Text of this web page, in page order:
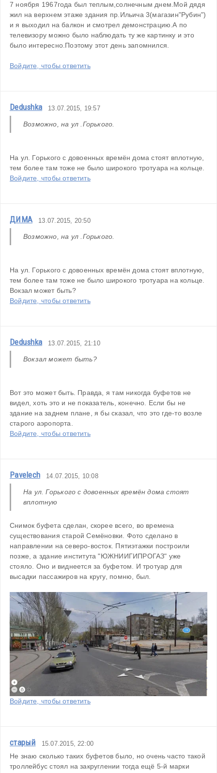
7 ноября 1967года был теплым,солнечным днем.Мой дядя
жил на верхнем этаже здания пр.Ильича 3(магазин"Рубин")
и я выходил на балкон и смотрел демонстрацию.А по
телевизору можно было наблюдать ту же картинку и это
было интересно.Поэтому этот день запомнился.
Войдите, чтобы ответить
Dedushka 13.07.2015, 19:57
Возможно, на ул .Горького.
На ул. Горького с довоенных времён дома стоят вплотную,
тем более там тоже не было широкого тротуара на кольце.
Войдите, чтобы ответить
ДИМА 13.07.2015, 20:50
Возможно, на ул .Горького.
На ул. Горького с довоенных времён дома стоят вплотную,
тем более там тоже не было широкого тротуара на кольце.
Вокзал может быть?
Войдите, чтобы ответить
Dedushka 13.07.2015, 21:10
Вокзал может быть?
Вот это может быть. Правда, я там никогда буфетов не
видел, хоть это и не показатель, конечно. Если бы не
здание на заднем плане, я бы сказал, что это где-то возле
старого аэропорта.
Войдите, чтобы ответить
Pavelech 14.07.2015, 10:08
На ул. Горького с довоенных времён дома стоят
вплотную
Снимок буфета сделан, скорее всего, во времена
существования старой Семёновки. Фото сделано в
направлении на северо-восток. Пятиэтажки построили
позже, а здание института "ЮЖНИИГИПРОГАЗ" уже
стояло. Оно и виднеется за буфетом. И тротуар для
высадки пассажиров на кругу, помню, был.
Войдите, чтобы ответить
старый 15.07.2015, 22:00
Не знаю сколько таких буфетов было, но очень часто такой
троллейбус стоял на закруглении тогда ещё 5-й марки